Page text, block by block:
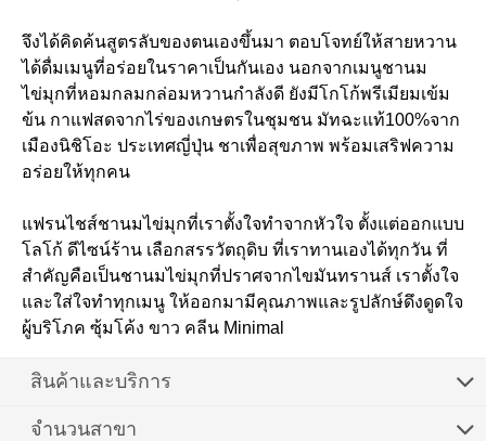
จึงได้คิดค้นสูตรลับของตนเองขึ้นมา ตอบโจทย์ให้สายหวาน
ได้ดื่มเมนูที่อร่อยในราคาเป็นกันเอง นอกจากเมนูชานม
ไข่มุกที่หอมกลมกล่อมหวานกำลังดี ยังมีโกโก้พรีเมียมเข้ม
ข้น กาแฟสดจากไร่ของเกษตรในชุมชน มัทฉะแท้100%จาก
เมืองนิชิโอะ ประเทศญี่ปุ่น ชาเพื่อสุขภาพ พร้อมเสริฟความ
อร่อยให้ทุกคน
แฟรนไชส์ชานมไข่มุกที่เราตั้งใจทำจากหัวใจ ตั้งแต่ออกแบบ
โลโก้ ดีไซน์ร้าน เลือกสรรวัตถุดิบ ที่เราทานเองได้ทุกวัน ที่
สำคัญคือเป็นชานมไข่มุกที่ปราศจากไขมันทรานส์ เราตั้งใจ
และใส่ใจทำทุกเมนู ให้ออกมามีคุณภาพและรูปลักษ์ดึงดูดใจ
ผู้บริโภค ซุ้มโค้ง ขาว คลีน Minimal
สินค้าและบริการ
จำนวนสาขา